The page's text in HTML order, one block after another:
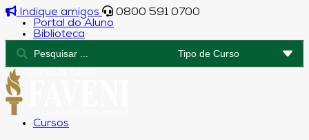
Indique amigos
0800 591 0700
Portal do Aluno
Biblioteca
Cursos